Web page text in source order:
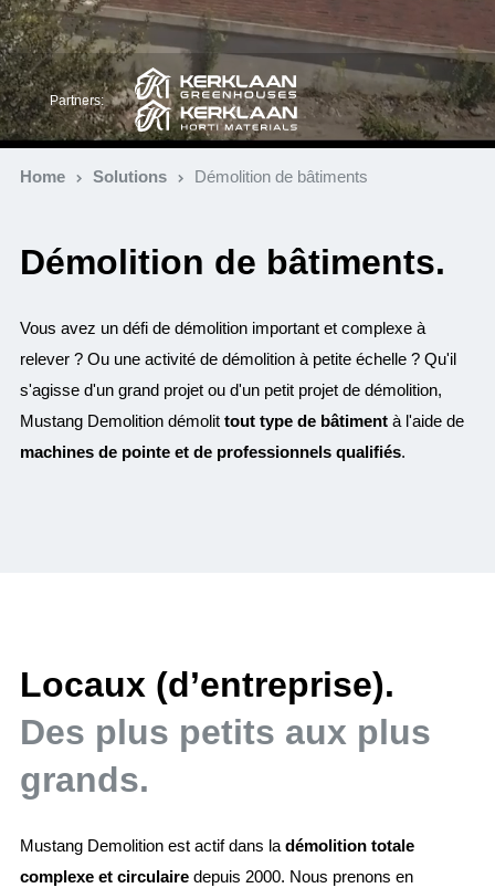
Partners:
Home Solutions Démolition de bâtiments
Démolition de bâtiments.
Vous avez un défi de démolition important et complexe à
relever ? Ou une activité de démolition à petite échelle ? Qu'il
s'agisse d'un grand projet ou d'un petit projet de démolition,
Mustang Demolition démolit tout type de bâtiment à l'aide de
machines de pointe et de professionnels qualifiés.
Locaux (d’entreprise).
Des plus petits aux plus
grands.
Mustang Demolition est actif dans la démolition totale
complexe et circulaire depuis 2000. Nous prenons en